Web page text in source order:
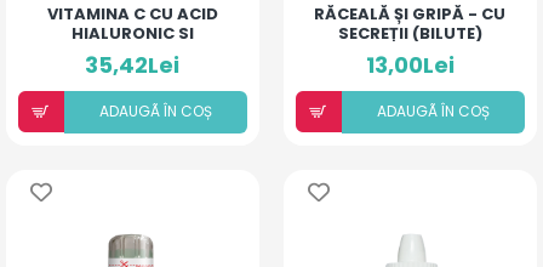
VITAMINA C CU ACID
HIALURONIC SI
ECHINACEA
35,42Lei
ADAUGÃ ÎN COȘ
RĂCEALĂ ȘI GRIPĂ - CU
SECREȚII (BILUTE)
13,00Lei
ADAUGÃ ÎN COȘ